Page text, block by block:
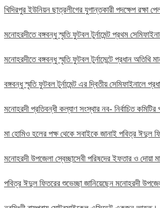
খিদিরপুর ইউনিয়ন ছাত্রলীগের যুগান্তকারী পদক্ষেপ রক্ষা
মনোহরদীতে বঙ্গবন্ধু স্মৃতি ফুটবল টুর্নামেন্ট প্রথম
মনোহরদীতে বঙ্গবন্ধু স্মৃতি ফুটবল টুর্নামেন্টে প্রধান
বঙ্গবন্ধু স্মৃতি ফুটবল টুর্নামেন্ট এর দ্বিতীয় সেমিফাইনালে
মনোহরদী প্রতিবন্ধী কল্যাণ সংস্থার নব- নির্বাচিত
মা হোমিও হলের পক্ষ থেকে সবাইকে জানাই পবিত্র ঈদুল
মনোহরদী উপজেলা স্বেচ্ছাসেবী পরিষদের ইফতার ও দোয়া
পবিত্র ঈদুল ফিতরের শুভেচ্ছা জানিয়েছেন মনোহরদী